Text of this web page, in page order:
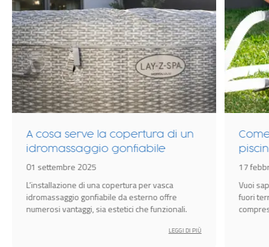
A cosa serve la copertura di un
idromassaggio gonfiabile
01 settembre 2025
L’installazione di una copertura per vasca
idromassaggio gonfiabile da esterno offre
numerosi vantaggi, sia estetici che funzionali.
LEGGI DI PIÙ
17
Vuoi
fuori